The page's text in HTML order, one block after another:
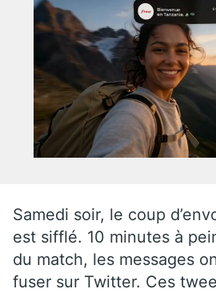
Samedi soir, le coup
est sifflé. 10 minutes à
du match, les messages
fuser sur Twitter. Ces